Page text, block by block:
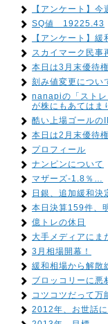
【アンケート】今
SQ値 19225.43
【アンケート】
スカイマーク民事
本日は3月末優待
刻み値変更につい
nanapiの「スト
が株にもあてはま
酷い上場ゴールの
本日は2月末優待
プロフィール
ナンピンについて
マザーズ-1.8％…
日銀、追加緩和決
本日決算159件、
億トレの休日
大手メディアにま
3月相場開幕！
緩和相場から解散
ブロッコリーに悪
コツコツだって万
2012年、お世話